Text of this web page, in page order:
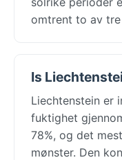
omtrent to av tre
Is
Liechtenstein er
fuktighet
78%, og det
mønster. Den